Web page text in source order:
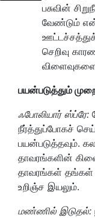
பசுவின்
வேண்டும்
செறிவு
பயன்படுத்தும்
ஃபோலியார் ஸ்ப்ரே:
நீர்த்துப்போகச்
பயன்படுத்தவும்.
தாவரங்களின்
தாவரங்கள்
உறிஞ்ச இயலும்.
மண்ணில் இடுதல்: